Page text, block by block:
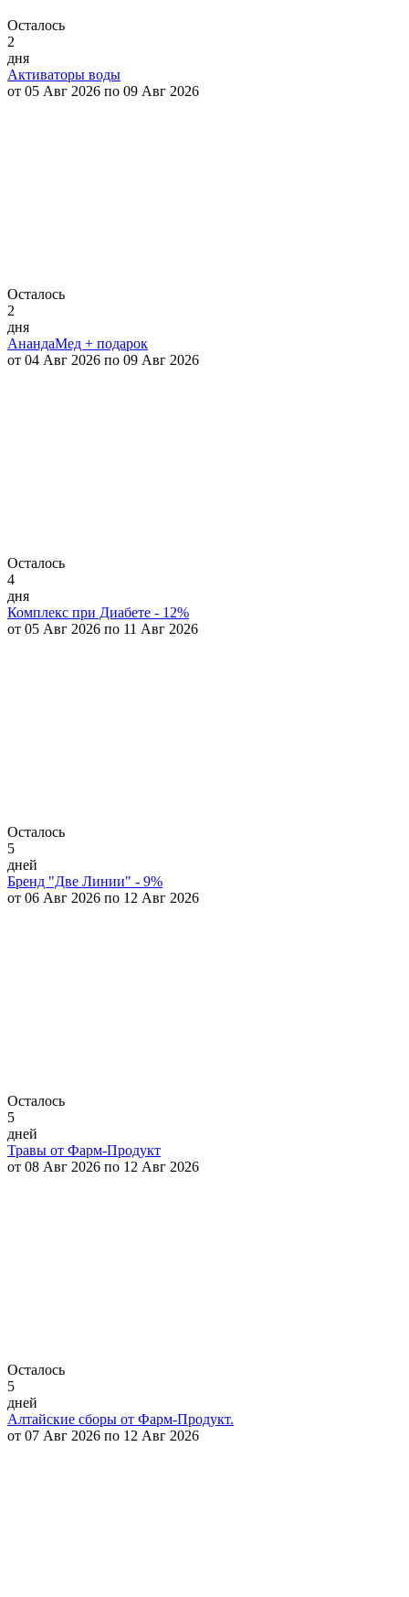
Осталось
2
дня
Активаторы воды
от 05 Авг 2026 по 09 Авг 2026
Осталось
2
дня
АнандаМед + подарок
от 04 Авг 2026 по 09 Авг 2026
Осталось
4
дня
Комплекс при Диабете - 12%
от 05 Авг 2026 по 11 Авг 2026
Осталось
5
дней
Бренд "Две Линии" - 9%
от 06 Авг 2026 по 12 Авг 2026
Осталось
5
дней
Травы от Фарм-Продукт
от 08 Авг 2026 по 12 Авг 2026
Осталось
5
дней
Алтайские сборы от Фарм-Продукт.
от 07 Авг 2026 по 12 Авг 2026